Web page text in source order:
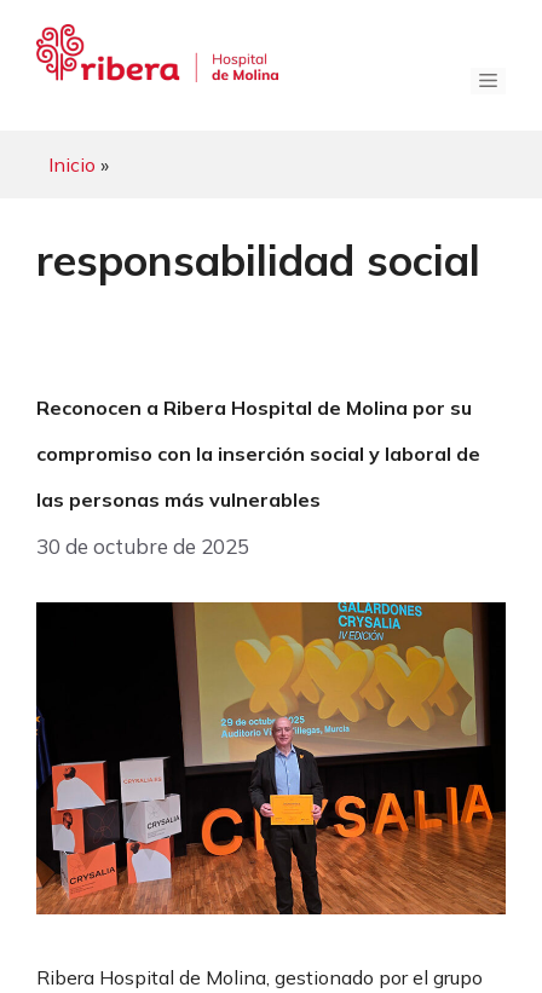
contenido
Menú
Inicio »
responsabilidad social
Reconocen a Ribera Hospital de Molina por su
compromiso con la inserción social y laboral de
las personas más vulnerables
30 de octubre de 2025
Ribera Hospital de Molina, gestionado por el grupo